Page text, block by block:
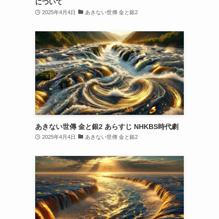
について
2025年4月4日 あきない世傳 金と銀2
あきない世傳 金と銀2 あらすじ NHKBS時代劇
2025年4月4日 あきない世傳 金と銀2